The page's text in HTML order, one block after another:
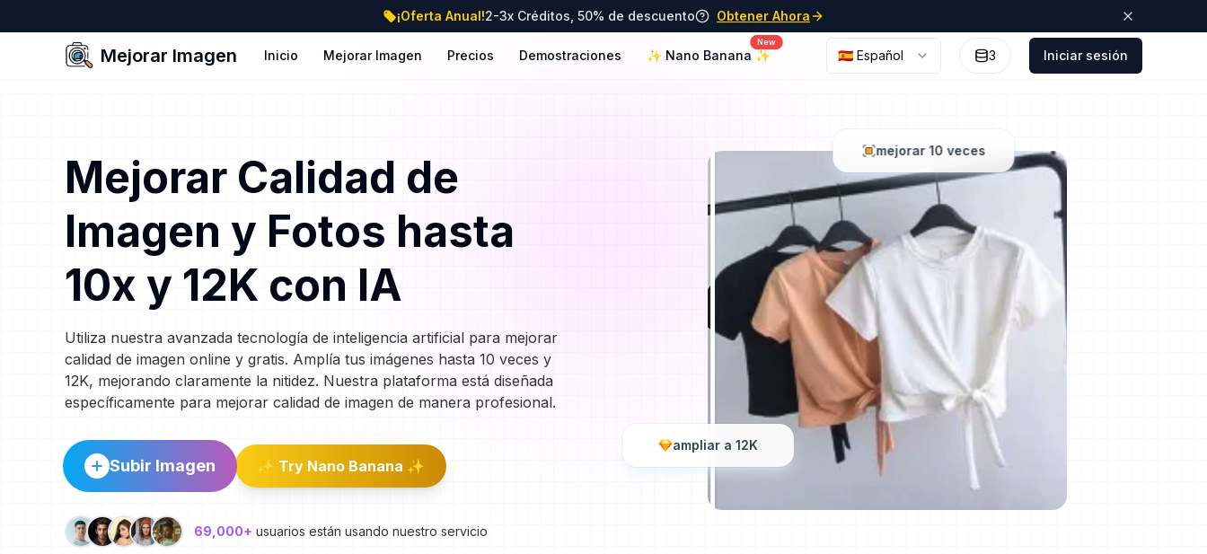
¡Oferta Anual!2-3x Créditos, 50% de descuento Obtener Ahora
Mejorar Imagen Inicio Mejorar Imagen Precios Demostraciones ✨ Nano Banana ✨
New
🇪🇸 Español 3 Iniciar sesión
Mejorar Calidad de
Imagen y Fotos hasta
10x y 12K con IA
Utiliza nuestra avanzada tecnología de inteligencia artificial para mejorar
calidad de imagen online y gratis. Amplía tus imágenes hasta 10 veces y
12K, mejorando claramente la nitidez. Nuestra plataforma está diseñada
específicamente para mejorar calidad de imagen de manera profesional.
Subir Imagen ✨ Try Nano Banana ✨
69,000+ usuarios están usando nuestro servicio
mejorar 10 veces
ampliar a 12K